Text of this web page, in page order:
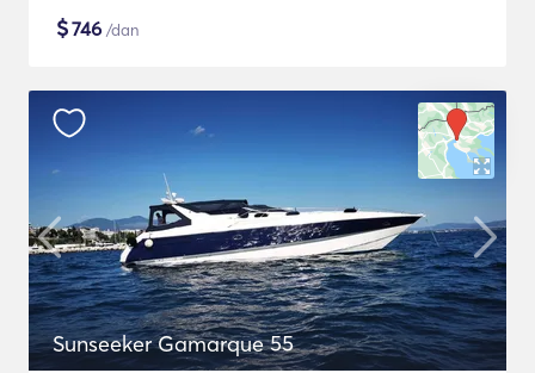
$746 /dan
Sunseeker Gamarque 55